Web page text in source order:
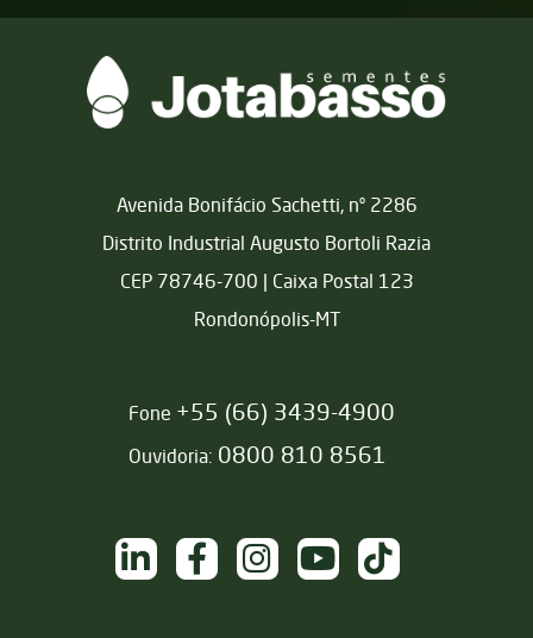
Matriz
Avenida Bonifácio Sachetti, nº 2286
Distrito Industrial Augusto Bortoli Razia
CEP 78746-700 | Caixa Postal 123
Rondonópolis-MT
Fone +55 (66) 3439-4900
Ouvidoria: 0800 810 8561
NAS REDES SOCIAIS